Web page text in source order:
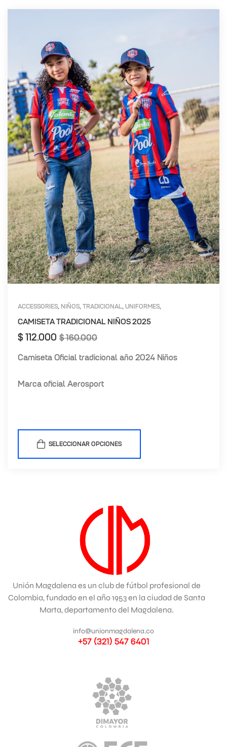
ACCESSORIES, NIÑOS, TRADICIONAL, UNIFORMES,
CAMISETA TRADICIONAL NIÑOS 2025
$160.000
$ 112.000
Camiseta Oficial tradicional año 2024 Niños
Marca oficial Aerosport
SELECCIONAR OPCIONES
Unión Magdalena es un club de fútbol profesional de
Colombia, fundado en el año 1953 en la ciudad de Santa
Marta, departamento del Magdalena.
info@unionmagdalena.co
+57 (321) 547 6401